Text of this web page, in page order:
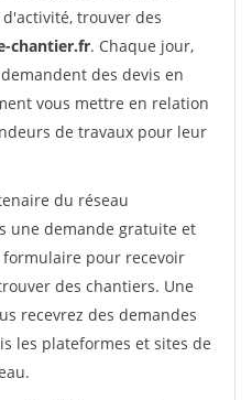
trouver des
chantier.fr. Chaque jour,
des devis en
vous mettre en relation
de travaux pour leur
du réseau
une demande gratuite et
pour recevoir
des chantiers. Une
recevrez des demandes
les plateformes et sites de